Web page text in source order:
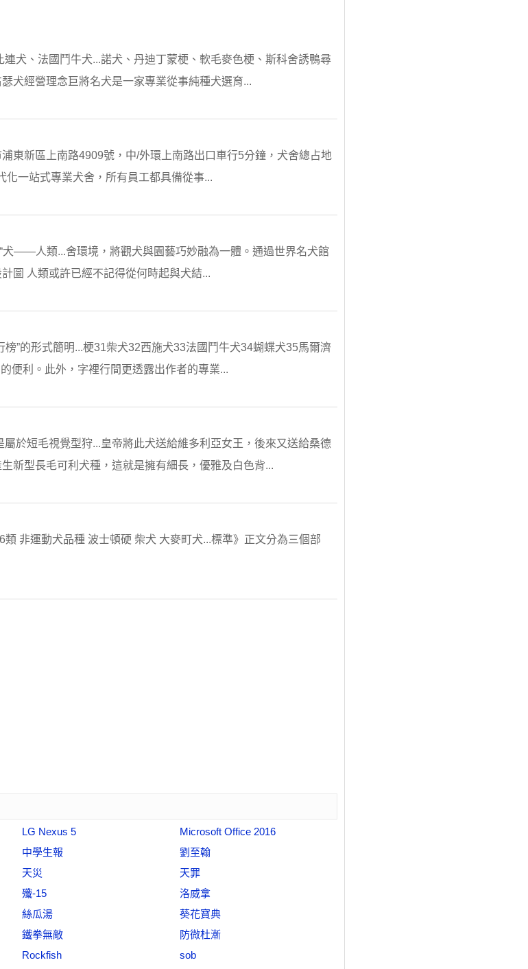
犬、法國鬥牛犬...諾犬、丹迪丁蒙梗、軟毛麥色梗、斯科舍誘鴨尋
犬經營理念巨將名犬是一家專業從事純種犬選育...
東新區上南路4909號，中/外環上南路出口車行5分鐘，犬舍總占地
一站式專業犬舍，所有員工都具備從事...
——人類...舍環境，將觀犬與園藝巧妙融為一體。通過世界名犬館
圖 人類或許已經不記得從何時起與犬結...
”的形式簡明...梗31柴犬32西施犬33法國鬥牛犬34蝴蝶犬35馬爾濟
便利。此外，字裡行間更透露出作者的專業...
於短毛視覺型狩...皇帝將此犬送給維多利亞女王，後來又送給桑德
新型長毛可利犬種，這就是擁有細長，優雅及白色背...
非運動犬品種 波士頓硬 柴犬 大麥町犬...標準》正文分為三個部
LG Nexus 5
Microsoft Office 2016
中學生報
劉至翰
天災
天罪
殲-15
洛威拿
絲瓜湯
葵花寶典
鐵拳無敵
防微杜漸
Rockfish sob